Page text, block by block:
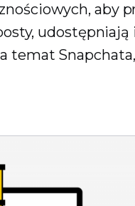
aby
udostępniają
temat